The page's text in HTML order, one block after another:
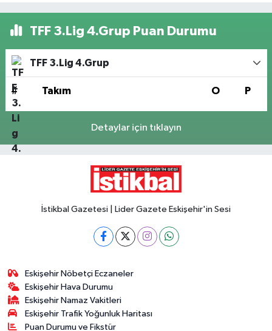
TFF 3.Lig 4.Grup Puan Durumu
TFF 3.Lig 4.Grup
# Takım O P
Detaylar için tıklayın
İstikbal Gazetesi | Lider Gazete Eskişehir'in Sesi
Eskişehir Nöbetçi Eczaneler
Eskişehir Hava Durumu
Eskişehir Namaz Vakitleri
Eskişehir Trafik Yoğunluk Haritası
Puan Durumu ve Fikstür